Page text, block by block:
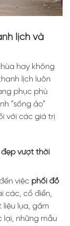
lịch và
hay không
lịch luôn
phục phù
“sống ảo”
với các giá trị
vượt thời
việc phối đồ
các, cổ điển,
lụa, gấm
lại, những mẫu